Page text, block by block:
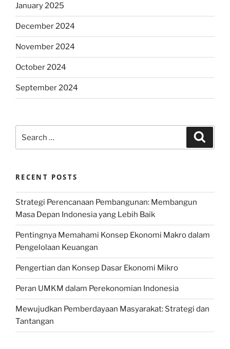
January 2025
December 2024
November 2024
October 2024
September 2024
for:
RECENT POSTS
Strategi Perencanaan Pembangunan: Membangun
Masa Depan Indonesia yang Lebih Baik
Pentingnya Memahami Konsep Ekonomi Makro dalam
Pengelolaan Keuangan
Pengertian dan Konsep Dasar Ekonomi Mikro
Peran UMKM dalam Perekonomian Indonesia
Mewujudkan Pemberdayaan Masyarakat: Strategi dan
Tantangan